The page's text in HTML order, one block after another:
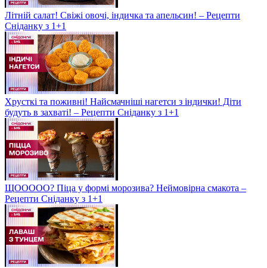
Літній салат! Свіжі овочі, індичка та апельсин! – Рецепти
Сніданку з 1+1
Хрусткі та поживні! Найсмачніші нагетси з індички! Діти
будуть в захваті! – Рецепти Сніданку з 1+1
ЩООООО? Піца у формі морозива? Неймовірна смакота –
Рецепти Сніданку з 1+1